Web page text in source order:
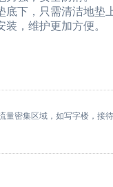
底下，只需清洁地垫
，维护更加方便。
量密集区域，如写字楼，接